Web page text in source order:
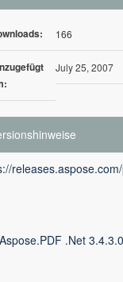
166
July 25, 2007
Aspose.PDF .Net